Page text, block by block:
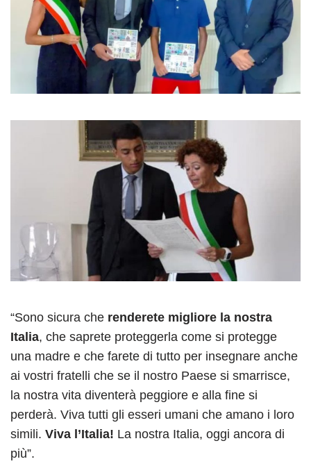
“Sono sicura che renderete migliore la nostra
Italia, che saprete proteggerla come si protegge
una madre e che farete di tutto per insegnare anche
ai vostri fratelli che se il nostro Paese si smarrisce,
la nostra vita diventerà peggiore e alla fine si
perderà. Viva tutti gli esseri umani che amano i loro
simili. Viva l’Italia! La nostra Italia, oggi ancora di
più”.